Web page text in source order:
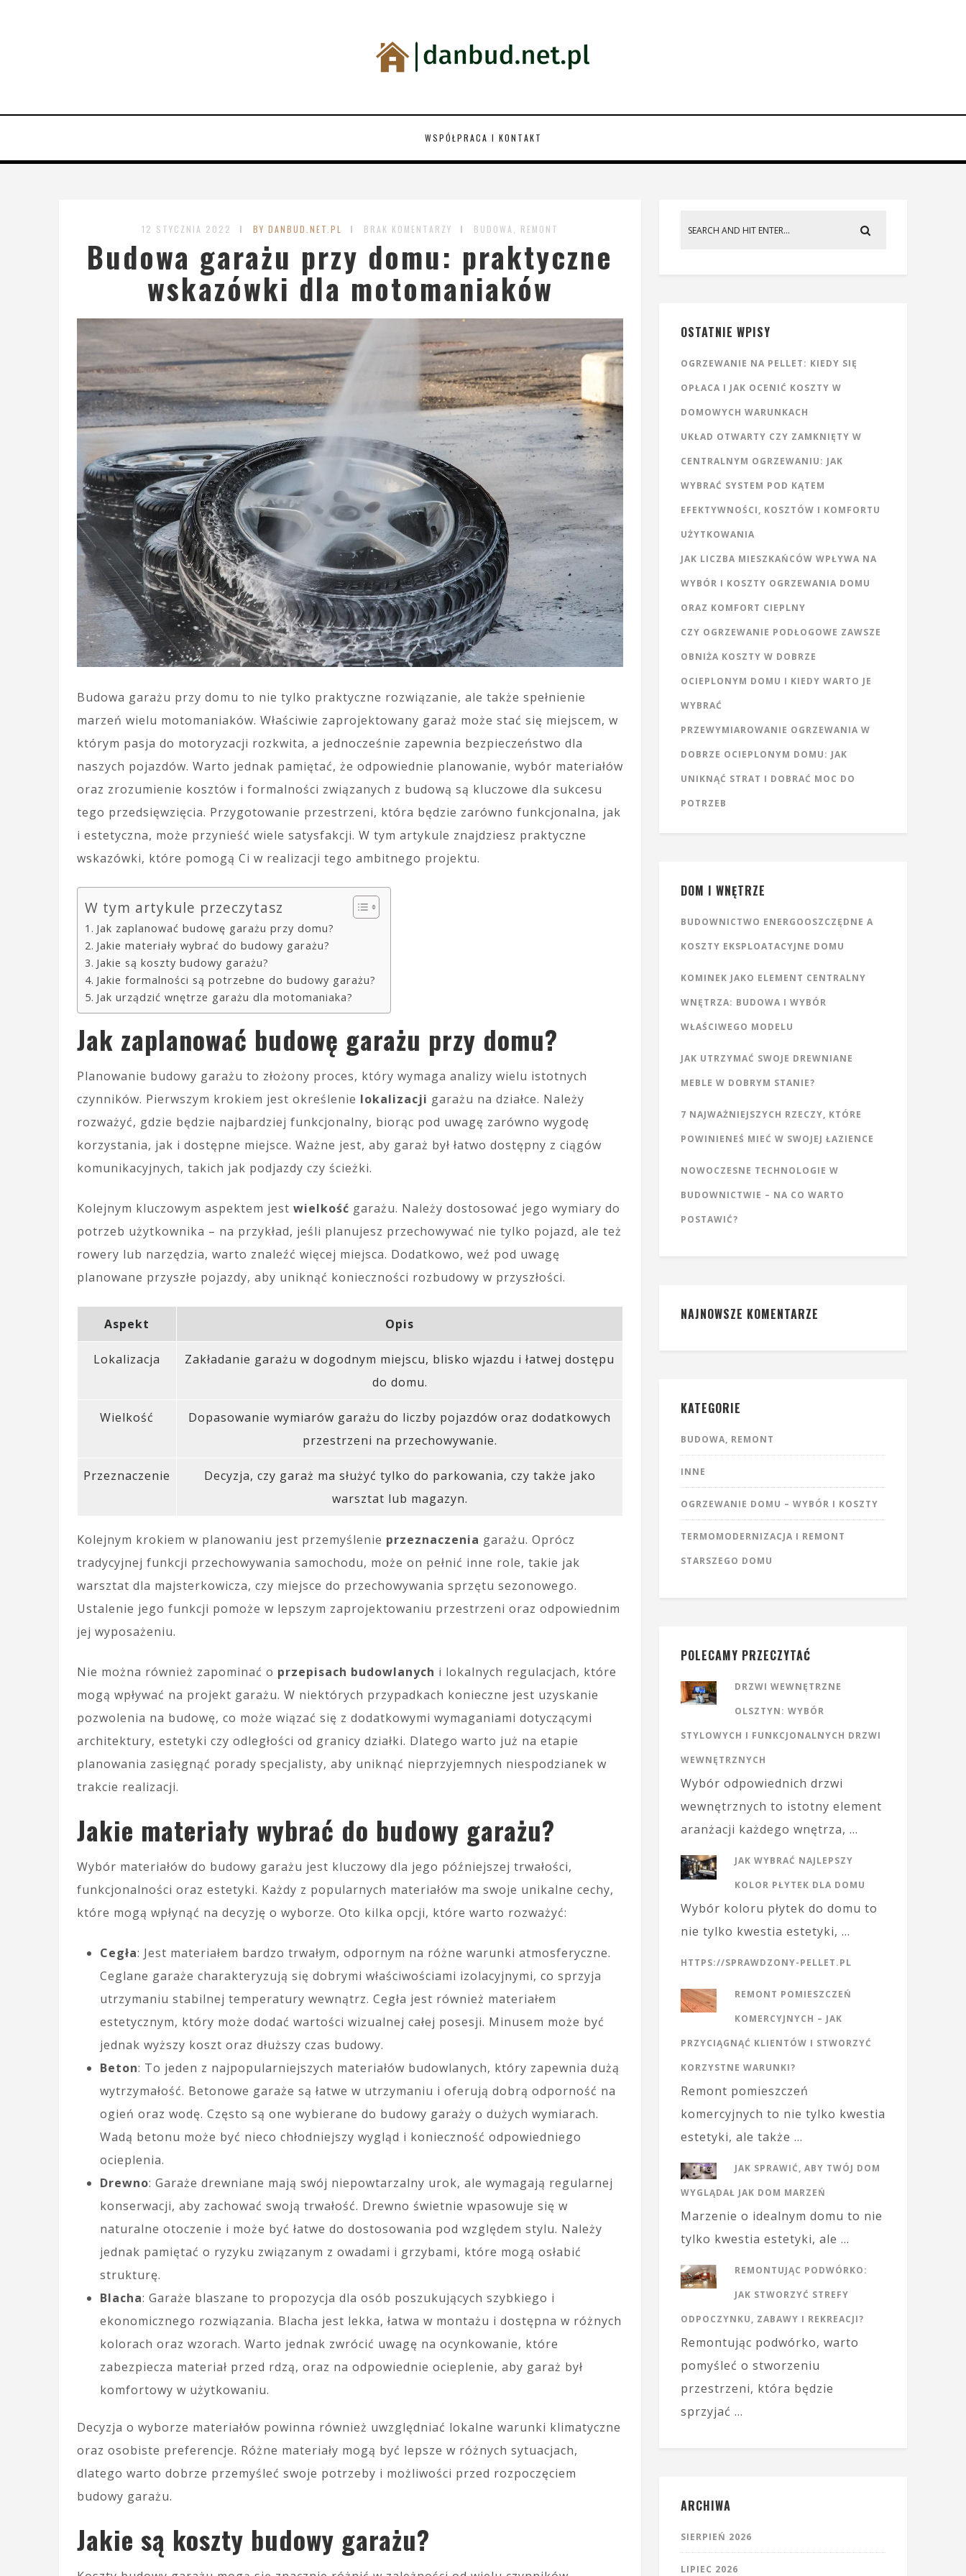
WSPÓŁPRACA I KONTAKT
12 STYCZNIA 2022 BY DANBUD.NET.PL BRAK KOMENTARZY BUDOWA, REMONT
Budowa garażu przy domu: praktyczne
wskazówki dla motomaniaków
Budowa garażu przy domu to nie tylko praktyczne rozwiązanie, ale także spełnienie
marzeń wielu motomaniaków. Właściwie zaprojektowany garaż może stać się miejscem, w
którym pasja do motoryzacji rozkwita, a jednocześnie zapewnia bezpieczeństwo dla
naszych pojazdów. Warto jednak pamiętać, że odpowiednie planowanie, wybór materiałów
oraz zrozumienie kosztów i formalności związanych z budową są kluczowe dla sukcesu
tego przedsięwzięcia. Przygotowanie przestrzeni, która będzie zarówno funkcjonalna, jak
i estetyczna, może przynieść wiele satysfakcji. W tym artykule znajdziesz praktyczne
wskazówki, które pomogą Ci w realizacji tego ambitnego projektu.
W tym artykule przeczytasz
Jak zaplanować budowę garażu przy domu?
Jakie materiały wybrać do budowy garażu?
Jakie są koszty budowy garażu?
Jakie formalności są potrzebne do budowy garażu?
Jak urządzić wnętrze garażu dla motomaniaka?
Jak zaplanować budowę garażu przy domu?
Planowanie budowy garażu to złożony proces, który wymaga analizy wielu istotnych
czynników. Pierwszym krokiem jest określenie lokalizacji garażu na działce. Należy
rozważyć, gdzie będzie najbardziej funkcjonalny, biorąc pod uwagę zarówno wygodę
korzystania, jak i dostępne miejsce. Ważne jest, aby garaż był łatwo dostępny z ciągów
komunikacyjnych, takich jak podjazdy czy ścieżki.
Kolejnym kluczowym aspektem jest wielkość garażu. Należy dostosować jego wymiary do
potrzeb użytkownika – na przykład, jeśli planujesz przechowywać nie tylko pojazd, ale też
rowery lub narzędzia, warto znaleźć więcej miejsca. Dodatkowo, weź pod uwagę
planowane przyszłe pojazdy, aby uniknąć konieczności rozbudowy w przyszłości.
Aspekt Opis
Lokalizacja
Zakładanie garażu w dogodnym miejscu, blisko wjazdu i łatwej dostępu
do domu.
Wielkość
Dopasowanie wymiarów garażu do liczby pojazdów oraz dodatkowych
przestrzeni na przechowywanie.
Przeznaczenie
Decyzja, czy garaż ma służyć tylko do parkowania, czy także jako
warsztat lub magazyn.
Kolejnym krokiem w planowaniu jest przemyślenie przeznaczenia garażu. Oprócz
tradycyjnej funkcji przechowywania samochodu, może on pełnić inne role, takie jak
warsztat dla majsterkowicza, czy miejsce do przechowywania sprzętu sezonowego.
Ustalenie jego funkcji pomoże w lepszym zaprojektowaniu przestrzeni oraz odpowiednim
jej wyposażeniu.
Nie można również zapominać o przepisach budowlanych i lokalnych regulacjach, które
mogą wpływać na projekt garażu. W niektórych przypadkach konieczne jest uzyskanie
pozwolenia na budowę, co może wiązać się z dodatkowymi wymaganiami dotyczącymi
architektury, estetyki czy odległości od granicy działki. Dlatego warto już na etapie
planowania zasięgnąć porady specjalisty, aby uniknąć nieprzyjemnych niespodzianek w
trakcie realizacji.
Jakie materiały wybrać do budowy garażu?
Wybór materiałów do budowy garażu jest kluczowy dla jego późniejszej trwałości,
funkcjonalności oraz estetyki. Każdy z popularnych materiałów ma swoje unikalne cechy,
które mogą wpłynąć na decyzję o wyborze. Oto kilka opcji, które warto rozważyć:
Cegła: Jest materiałem bardzo trwałym, odpornym na różne warunki atmosferyczne.
Ceglane garaże charakteryzują się dobrymi właściwościami izolacyjnymi, co sprzyja
utrzymaniu stabilnej temperatury wewnątrz. Cegła jest również materiałem
estetycznym, który może dodać wartości wizualnej całej posesji. Minusem może być
jednak wyższy koszt oraz dłuższy czas budowy.
Beton: To jeden z najpopularniejszych materiałów budowlanych, który zapewnia dużą
wytrzymałość. Betonowe garaże są łatwe w utrzymaniu i oferują dobrą odporność na
ogień oraz wodę. Często są one wybierane do budowy garaży o dużych wymiarach.
Wadą betonu może być nieco chłodniejszy wygląd i konieczność odpowiedniego
ocieplenia.
Drewno: Garaże drewniane mają swój niepowtarzalny urok, ale wymagają regularnej
konserwacji, aby zachować swoją trwałość. Drewno świetnie wpasowuje się w
naturalne otoczenie i może być łatwe do dostosowania pod względem stylu. Należy
jednak pamiętać o ryzyku związanym z owadami i grzybami, które mogą osłabić
strukturę.
Blacha: Garaże blaszane to propozycja dla osób poszukujących szybkiego i
ekonomicznego rozwiązania. Blacha jest lekka, łatwa w montażu i dostępna w różnych
kolorach oraz wzorach. Warto jednak zwrócić uwagę na ocynkowanie, które
zabezpiecza materiał przed rdzą, oraz na odpowiednie ocieplenie, aby garaż był
komfortowy w użytkowaniu.
Decyzja o wyborze materiałów powinna również uwzględniać lokalne warunki klimatyczne
oraz osobiste preferencje. Różne materiały mogą być lepsze w różnych sytuacjach,
dlatego warto dobrze przemyśleć swoje potrzeby i możliwości przed rozpoczęciem
budowy garażu.
Jakie są koszty budowy garażu?
OSTATNIE WPISY
OGRZEWANIE NA PELLET: KIEDY SIĘ
OPŁACA I JAK OCENIĆ KOSZTY W
DOMOWYCH WARUNKACH
UKŁAD OTWARTY CZY ZAMKNIĘTY W
CENTRALNYM OGRZEWANIU: JAK
WYBRAĆ SYSTEM POD KĄTEM
EFEKTYWNOŚCI, KOSZTÓW I KOMFORTU
UŻYTKOWANIA
JAK LICZBA MIESZKAŃCÓW WPŁYWA NA
WYBÓR I KOSZTY OGRZEWANIA DOMU
ORAZ KOMFORT CIEPLNY
CZY OGRZEWANIE PODŁOGOWE ZAWSZE
OBNIŻA KOSZTY W DOBRZE
OCIEPLONYM DOMU I KIEDY WARTO JE
WYBRAĆ
PRZEWYMIAROWANIE OGRZEWANIA W
DOBRZE OCIEPLONYM DOMU: JAK
UNIKNĄĆ STRAT I DOBRAĆ MOC DO
POTRZEB
DOM I WNĘTRZE
BUDOWNICTWO ENERGOOSZCZĘDNE A
KOSZTY EKSPLOATACYJNE DOMU
KOMINEK JAKO ELEMENT CENTRALNY
WNĘTRZA: BUDOWA I WYBÓR
WŁAŚCIWEGO MODELU
JAK UTRZYMAĆ SWOJE DREWNIANE
MEBLE W DOBRYM STANIE?
7 NAJWAŻNIEJSZYCH RZECZY, KTÓRE
POWINIENEŚ MIEĆ W SWOJEJ ŁAZIENCE
NOWOCZESNE TECHNOLOGIE W
BUDOWNICTWIE – NA CO WARTO
POSTAWIĆ?
NAJNOWSZE KOMENTARZE
KATEGORIE
BUDOWA, REMONT
INNE
OGRZEWANIE DOMU – WYBÓR I KOSZTY
TERMOMODERNIZACJA I REMONT
STARSZEGO DOMU
POLECAMY PRZECZYTAĆ
DRZWI WEWNĘTRZNE
OLSZTYN: WYBÓR
STYLOWYCH I FUNKCJONALNYCH DRZWI
WEWNĘTRZNYCH
Wybór odpowiednich drzwi
wewnętrznych to istotny element
aranżacji każdego wnętrza, …
JAK WYBRAĆ NAJLEPSZY
KOLOR PŁYTEK DLA DOMU
Wybór koloru płytek do domu to
nie tylko kwestia estetyki, …
HTTPS://SPRAWDZONY-PELLET.PL
REMONT POMIESZCZEŃ
KOMERCYJNYCH – JAK
PRZYCIĄGNĄĆ KLIENTÓW I STWORZYĆ
KORZYSTNE WARUNKI?
Remont pomieszczeń
komercyjnych to nie tylko kwestia
estetyki, ale także …
JAK SPRAWIĆ, ABY TWÓJ DOM
WYGLĄDAŁ JAK DOM MARZEŃ
Marzenie o idealnym domu to nie
tylko kwestia estetyki, ale …
REMONTUJĄC PODWÓRKO:
JAK STWORZYĆ STREFY
ODPOCZYNKU, ZABAWY I REKREACJI?
Remontując podwórko, warto
pomyśleć o stworzeniu
przestrzeni, która będzie
sprzyjać …
ARCHIWA
SIERPIEŃ 2026
LIPIEC 2026